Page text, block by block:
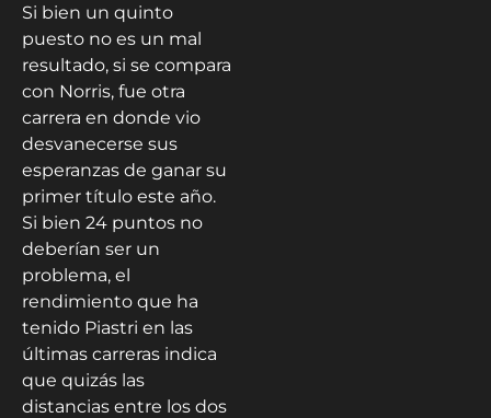
Si bien un quinto
puesto no es un mal
resultado, si se compara
con Norris, fue otra
carrera en donde vio
desvanecerse sus
esperanzas de ganar su
primer título este año.
Si bien 24 puntos no
deberían ser un
problema, el
rendimiento que ha
tenido Piastri en las
últimas carreras indica
que quizás las
distancias entre los dos